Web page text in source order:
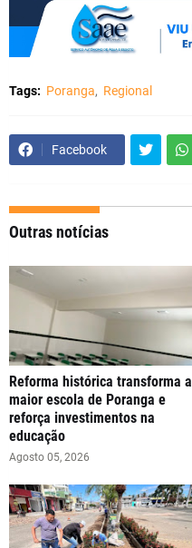
Tags: Poranga Regional
Facebook
Outras notícias
Reforma histórica transforma a
maior escola de Poranga e
reforça investimentos na
educação
Agosto 05, 2026